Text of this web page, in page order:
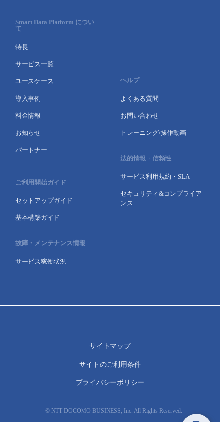
Smart Data Platform につい
て
特長
サービス一覧
ユースケース
導入事例
料金情報
お知らせ
パートナー
ご利用開始ガイド
セットアップガイド
基本構築ガイド
故障・メンテナンス情報
サービス稼働状況
ヘルプ
よくある質問
お問い合わせ
トレーニング/操作動画
法的情報・信頼性
サービス利用規約・SLA
セキュリティ&コンプライア
ンス
© NTT DOCOMO BUSINESS, Inc. All Rights Reserved.
サイトマップ
サイトのご利用条件
プライバシーポリシー